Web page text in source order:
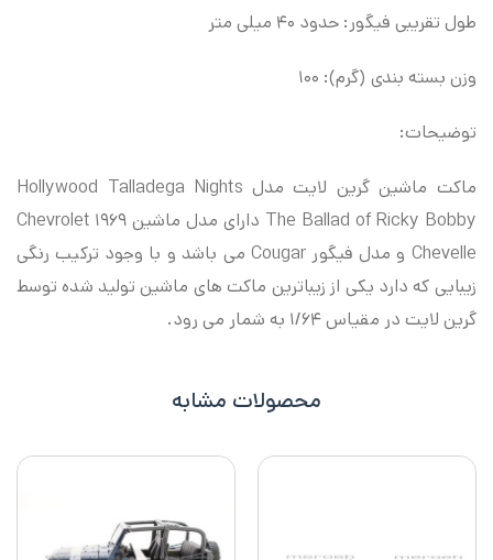
طول تقریبی فیگور: حدود ۴۰ میلی متر
وزن بسته بندی (گرم): ۱۰۰
توضیحات:
ماکت ماشین گرین لایت مدل Hollywood Talladega Nights
The Ballad of Ricky Bobby دارای مدل ماشین ۱۹۶۹ Chevrolet
Chevelle و مدل فیگور Cougar می باشد و با وجود ترکیب رنگی
زیبایی که دارد یکی از زیباترین ماکت های ماشین تولید شده توسط
گرین لایت در مقیاس ۱/۶۴ به شمار می رود.
محصولات مشابه